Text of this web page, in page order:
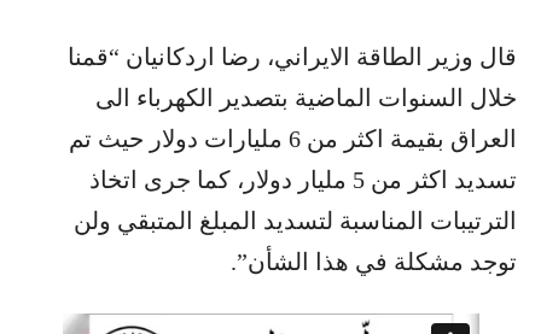
قال وزير الطاقة الايراني، رضا اردكانيان “قمنا
خلال السنوات الماضية بتصدير الكهرباء الى
العراق بقيمة اكثر من 6 مليارات دولار حيث تم
تسديد اكثر من 5 مليار دولار، كما جرى اتخاذ
الترتيبات المناسبة لتسديد المبلغ المتبقي ولن
توجد مشكلة في هذا الشأن”.